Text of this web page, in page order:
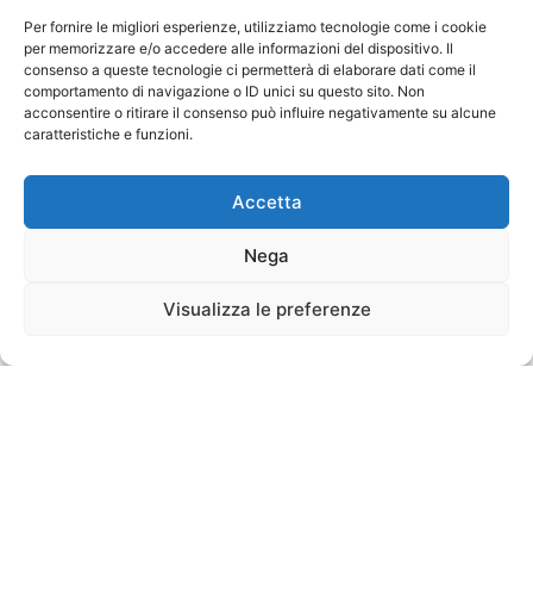
Per fornire le migliori esperienze, utilizziamo tecnologie come i cookie
per memorizzare e/o accedere alle informazioni del dispositivo. Il
consenso a queste tecnologie ci permetterà di elaborare dati come il
comportamento di navigazione o ID unici su questo sito. Non
acconsentire o ritirare il consenso può influire negativamente su alcune
caratteristiche e funzioni.
Accetta
Nega
Visualizza le preferenze